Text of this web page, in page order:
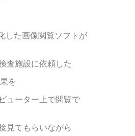
した画像閲覧ソフトが
査施設に依頼した
を
ューター上で閲覧で
見てもらいながら